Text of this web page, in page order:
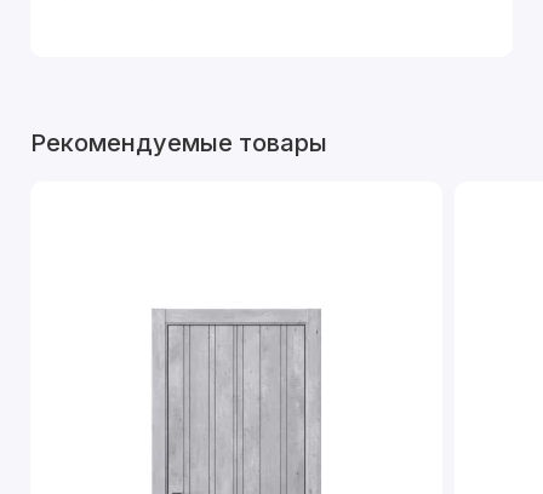
Рекомендуемые товары